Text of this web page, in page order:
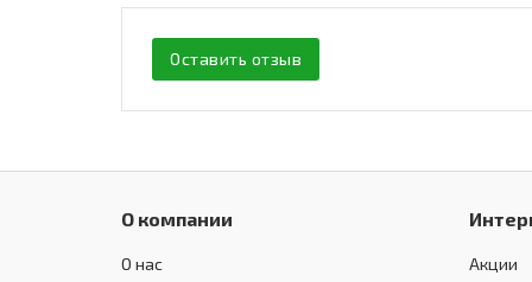
Оставить отзыв
О компании
О нас
Акции